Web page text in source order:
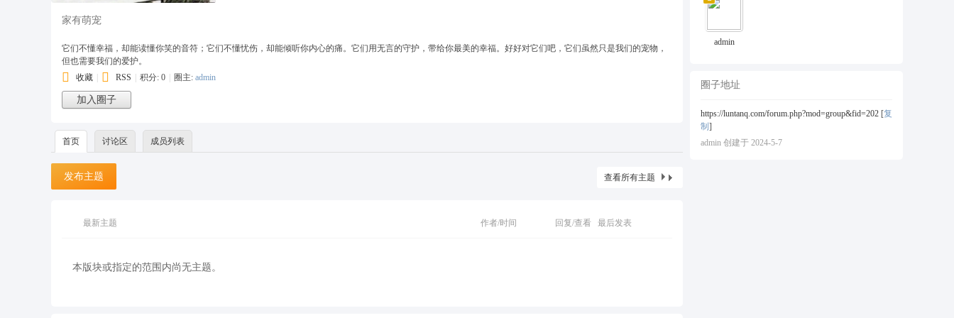
家有萌宠
它们不懂幸福，却能读懂你笑的音符；它们不懂忧伤，却能倾听你内心的痛。它们用无言的守护，带给你最美的幸福。好好对它们吧，它们虽然只是我们的宠物，
但也需要我们的爱护。
收藏
RSS 积分: 0 圈主: admin
加入圈子
首页 讨论区 成员列表
查看所有主题
发布主题
最新主题 作者/时间 回复/查看 最后发表
本版块或指定的范围内尚无主题。
admin
圈子地址
https://luntanq.com/forum.php?mod=group&fid=202 [复
制 ]
admin 创建于 2024-5-7